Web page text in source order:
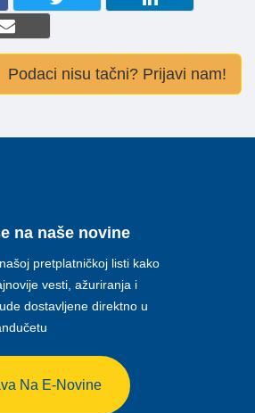
Podaci nisu tačni? Prijavi nam!
na naše novine
pretplatničkoj listi kako
vesti, ažuriranja i
dostavljene direktno u
Na E-Novine